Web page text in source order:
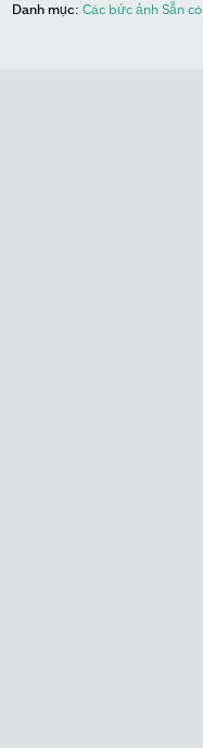
Danh mục: Các bức ảnh Sẵn có